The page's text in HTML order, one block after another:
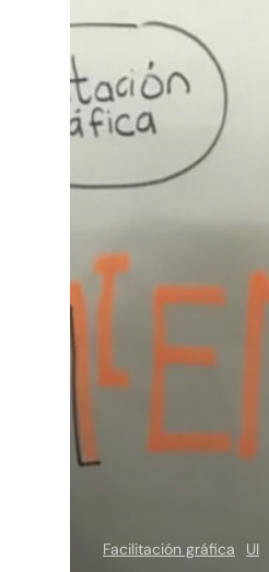
Facilitación gráfica UI